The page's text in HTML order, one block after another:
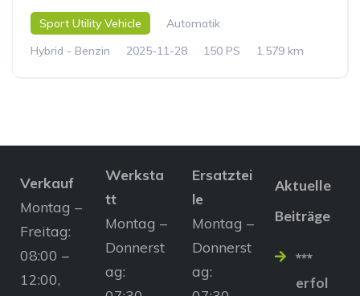
Sport Utility Vehicle
Automatik
Hybrid - Benzin
2025-11-28 150 PS 1.579 km
Verkauf
Montag –
Freitag:
08:00 –
12:00,
Werksta
tt
Montag –
Donnerst
ag:
Ersatztei
le
Montag –
Donnerst
ag:
Aktuelle
Beiträge
***
erfol